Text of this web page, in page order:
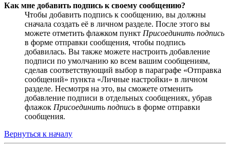
Как мне добавить подпись к своему сообщению?
Чтобы добавить подпись к сообщению, вы должны
сначала создать её в личном разделе. После этого вы
можете отметить флажком пункт Присоединить подпись
в форме отправки сообщения, чтобы подпись
добавилась. Вы также можете настроить добавление
подписи по умолчанию ко всем вашим сообщениям,
сделав соответствующий выбор в параграфе «Отправка
сообщений» пункта «Личные настройки» в личном
разделе. Несмотря на это, вы сможете отменить
добавление подписи в отдельных сообщениях, убрав
флажок Присоединить подпись в форме отправки
сообщения.
Вернуться к началу